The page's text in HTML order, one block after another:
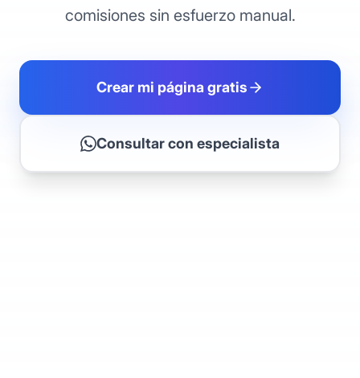
comisiones sin esfuerzo manual.
Crear mi página gratis
Consultar con especialista